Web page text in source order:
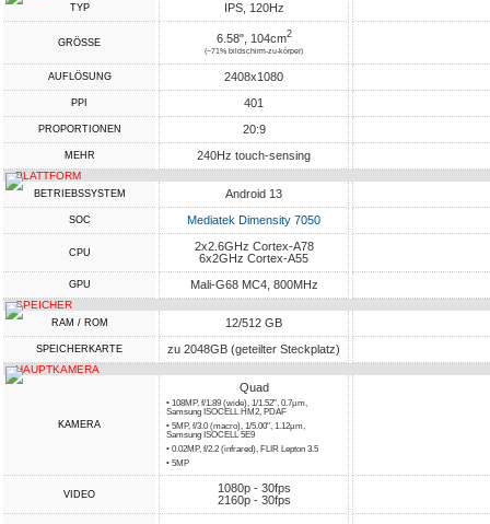
TYP IPS, 120Hz
GRÖSSE 6.58", 104cm2
(~71% bildschirm-zu-körper)
AUFLÖSUNG 2408x1080
PPI 401
PROPORTIONEN 20:9
MEHR 240Hz touch-sensing
PLATTFORM
BETRIEBSSYSTEM Android 13
SOC Mediatek Dimensity 7050
CPU
2x2.6GHz Cortex-A78
6x2GHz Cortex-A55
GPU Mali-G68 MC4, 800MHz
SPEICHER
RAM / ROM 12/512 GB
SPEICHERKARTE zu 2048GB (geteilter Steckplatz)
HAUPTKAMERA
KAMERA
Quad
• 108MP, f/1.89 (wide), 1/1.52", 0.7µm,
Samsung ISOCELL HM2, PDAF
• 5MP, f/3.0 (macro), 1/5.00", 1.12µm,
Samsung ISOCELL 5E9
• 0.02MP, f/2.2 (infrared), FLIR Lepton 3.5
• 5MP
VIDEO
1080p - 30fps
2160p - 30fps